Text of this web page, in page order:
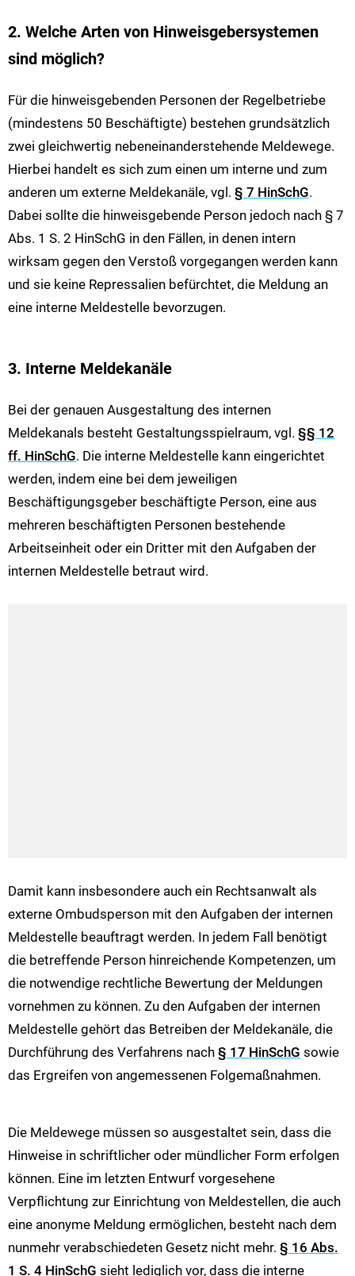
2. Welche Arten von Hinweisgebersystemen
sind möglich?
Für die hinweisgebenden Personen der Regelbetriebe
(mindestens 50 Beschäftigte) bestehen grundsätzlich
zwei gleichwertig nebeneinanderstehende Meldewege.
Hierbei handelt es sich zum einen um interne und zum
anderen um externe Meldekanäle, vgl. § 7 HinSchG.
Dabei sollte die hinweisgebende Person jedoch nach § 7
Abs. 1 S. 2 HinSchG in den Fällen, in denen intern
wirksam gegen den Verstoß vorgegangen werden kann
und sie keine Repressalien befürchtet, die Meldung an
eine interne Meldestelle bevorzugen.
3. Interne Meldekanäle
Bei der genauen Ausgestaltung des internen
Meldekanals besteht Gestaltungsspielraum, vgl. §§ 12
ff. HinSchG. Die interne Meldestelle kann eingerichtet
werden, indem eine bei dem jeweiligen
Beschäftigungsgeber beschäftigte Person, eine aus
mehreren beschäftigten Personen bestehende
Arbeitseinheit oder ein Dritter mit den Aufgaben der
internen Meldestelle betraut wird.
Damit kann insbesondere auch ein Rechtsanwalt als
externe Ombudsperson mit den Aufgaben der internen
Meldestelle beauftragt werden. In jedem Fall benötigt
die betreffende Person hinreichende Kompetenzen, um
die notwendige rechtliche Bewertung der Meldungen
vornehmen zu können. Zu den Aufgaben der internen
Meldestelle gehört das Betreiben der Meldekanäle, die
Durchführung des Verfahrens nach § 17 HinSchG sowie
das Ergreifen von angemessenen Folgemaßnahmen.
Die Meldewege müssen so ausgestaltet sein, dass die
Hinweise in schriftlicher oder mündlicher Form erfolgen
können. Eine im letzten Entwurf vorgesehene
Verpflichtung zur Einrichtung von Meldestellen, die auch
eine anonyme Meldung ermöglichen, besteht nach dem
nunmehr verabschiedeten Gesetz nicht mehr. § 16 Abs.
1 S. 4 HinSchG sieht lediglich vor, dass die interne